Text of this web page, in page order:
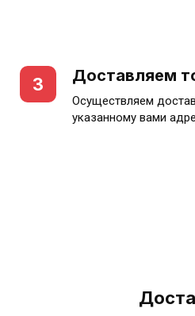
3 Доставляем
Осуществляем
указанному вами